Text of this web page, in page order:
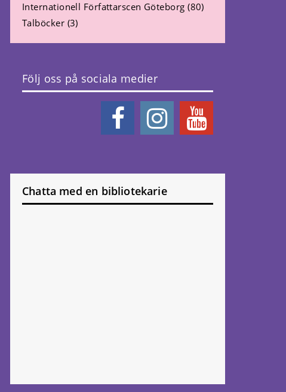
Internationell Författarscen Göteborg (80)
Talböcker (3)
Följ oss på sociala medier
Chatta med en bibliotekarie